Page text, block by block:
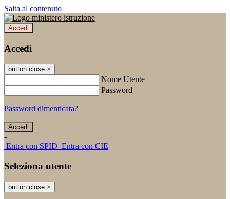
Salta al contenuto
Accedi
Accedi
button close ×
Nome Utente
Password
Password dimenticata?
-
Entra con SPID Entra con CIE
Seleziona utente
button close ×